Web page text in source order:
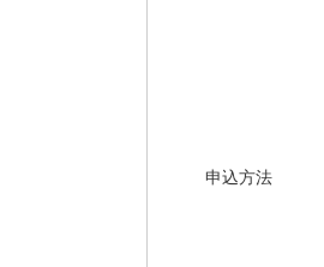
申込方法